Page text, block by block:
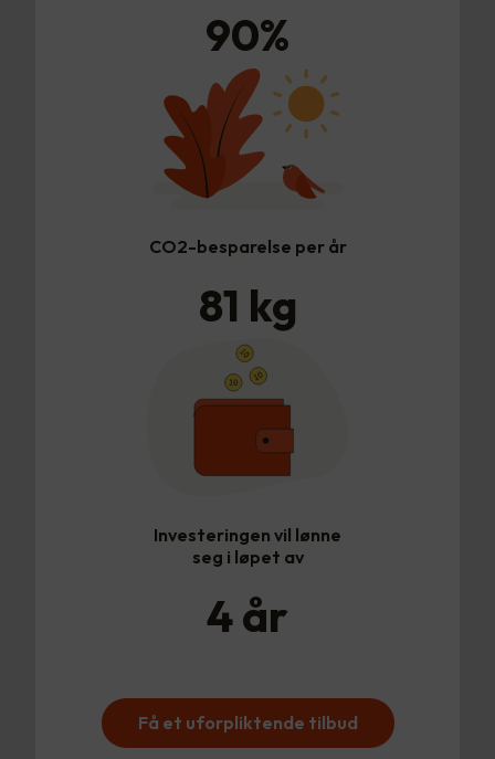
90%
CO2-besparelse per år
81 kg
Investeringen vil lønne
seg i løpet av
4år
Få et uforpliktende tilbud